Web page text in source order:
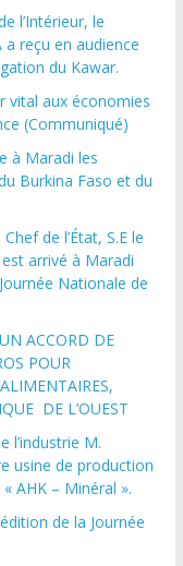
l’Intérieur, le
reçu en audience
du Kawar.
vital aux économies
(Communiqué)
à Maradi les
Burkina Faso et du
de l’État, S.E le
arrivé à Maradi
Nationale de
ACCORD DE
POUR
DE L’OUEST
l’industrie M.
usine de production
AHK – Minéral ».
de la Journée